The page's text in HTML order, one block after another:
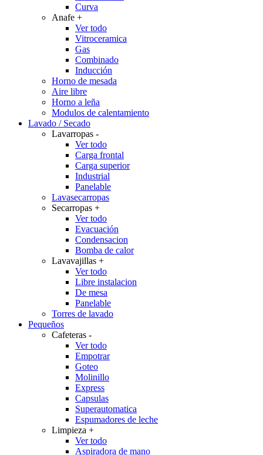
Curva
Anafe +
Ver todo
Vitroceramica
Gas
Combinado
Inducción
Horno de mesada
Aire libre
Horno a leña
Modulos de calentamiento
Lavado / Secado
Lavarropas -
Ver todo
Carga frontal
Carga superior
Industrial
Panelable
Lavasecarropas
Secarropas +
Ver todo
Evacuación
Condensacion
Bomba de calor
Lavavajillas +
Ver todo
Libre instalacion
De mesa
Panelable
Torres de lavado
Pequeños
Cafeteras -
Ver todo
Empotrar
Goteo
Molinillo
Express
Capsulas
Superautomatica
Espumadores de leche
Limpieza +
Ver todo
Aspiradora de mano